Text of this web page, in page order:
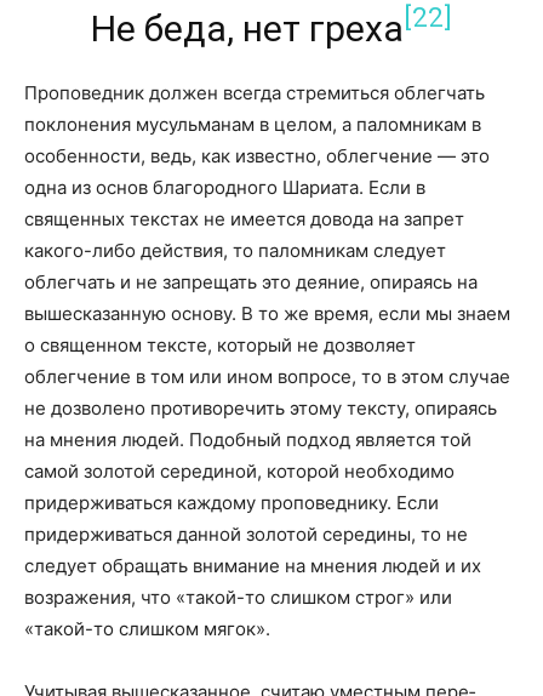
Не беда, нет греха [22]
Проповедник должен всегда стремиться облегчать
поклонения мусульманам в целом, а паломникам в
особенности, ведь, как известно, облегчение — это
одна из основ благородного Шариата. Если в
священных текстах не имеется довода на запрет
какого-либо действия, то паломникам следует
облегчать и не запрещать это деяние, опираясь на
вышесказанную основу. В то же время, если мы знаем
о священном тексте, который не дозволяет
облегчение в том или ином вопросе, то в этом случае
не дозволено противоречить этому тексту, опираясь
на мнения людей. Подобный подход является той
самой золотой серединой, которой необходимо
придерживаться каждому проповеднику. Если
придерживаться данной золотой середины, то не
следует обращать внимание на мнения людей и их
возражения, что «такой-то слишком строг» или
«такой-то слишком мягок».
Учитывая вышесказанное, считаю уместным пере­